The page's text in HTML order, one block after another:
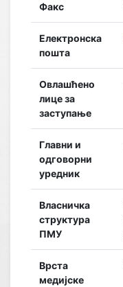
Факс
Електронска
пошта
Овлашћено
лице за
заступање
Главни и
одговорни
уредник
Власничка
структура
ПМУ
Врста
медијске